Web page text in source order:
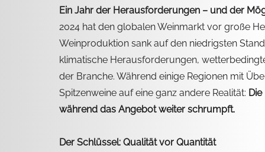
Ein Jahr der Herausforderungen – und der
2024 hat den globalen Weinmarkt vor große
Weinproduktion sank auf den niedrigsten
klimatische Herausforderungen,
der Branche. Während einige Regionen mit
Spitzenweine auf eine ganz andere Realität:
während das Angebot weiter schrumpft.
Der Schlüssel: Qualität vor Quantität